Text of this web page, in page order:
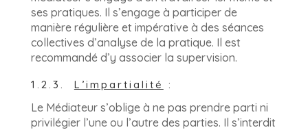
ses pratiques. Il s’engage à participer de
manière régulière et impérative à des séances
collectives d’analyse de la pratique. Il est
recommandé d’y associer la supervision.
1.2.3. L’impartialité :
Le Médiateur s’oblige à ne pas prendre parti ni
privilégier l’une ou l’autre des parties. Il s’interdit